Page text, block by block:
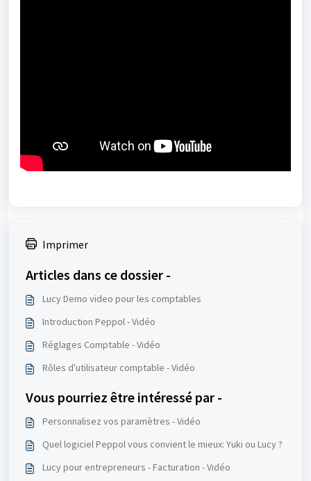
Imprimer
Articles dans ce dossier -
Lucy Demo video pour les comptables
Introduction Peppol - Vidéo
Réglages Comptable - Vidéo
Rôles d'utilisateur comptable - Vidéo
Vous pourriez être intéressé par -
Personnalisez vos paramètres - Vidéo
Quel logiciel Peppol vous convient le mieux: Yuki ou Lucy ?
Lucy pour entrepreneurs - Facturation - Vidéo